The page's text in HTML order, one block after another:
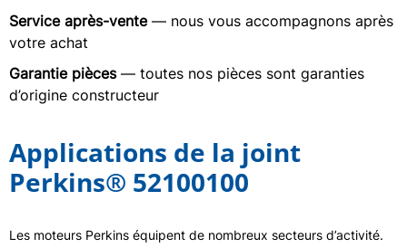
Service après-vente— nous vous accompagnons après
votre achat
Garantie pièces— toutes nos pièces sont garanties
d’origine constructeur
Applications de la joint
Perkins® 52100100
Les moteurs Perkins équipent de nombreux secteurs d’activité.